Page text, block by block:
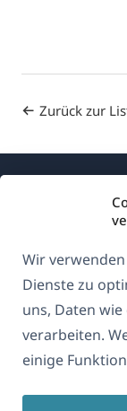
Wir
Dienste zu
uns, Daten
verarbeiten.
einige
Zurück zur